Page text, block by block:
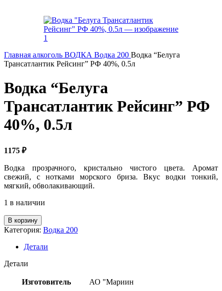
Главная алкоголь ВОДКА Водка 200 Водка “Белуга
Трансатлантик Рейсинг” РФ 40%, 0.5л
Водка “Белуга
Трансатлантик Рейсинг” РФ
40%, 0.5л
1175 ₽
Водка прозрачного, кристально чистого цвета. Аромат
свежий, с нотками морского бриза. Вкус водки тонкий,
мягкий, обволакивающий.
1 в наличии
Количество
товара
"Белуга
Рейсинг"
В корзину
Категория: Водка 200
Детали
Детали
Изготовитель АО "Мариин